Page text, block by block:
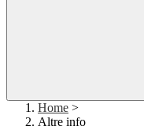
Home >
Altre info